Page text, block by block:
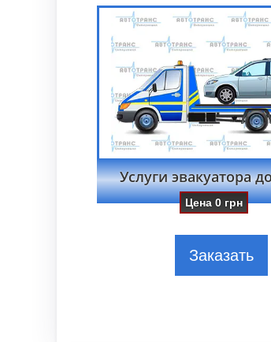
Услуги эвакуатора
Цена0 грн
Заказать